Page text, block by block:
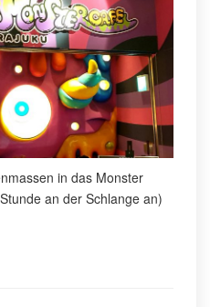
in das Monster
an der Schlange an)